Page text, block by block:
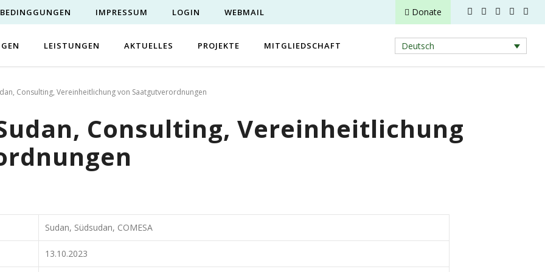
IMPRESSUM LOGIN WEBMAIL Donate
LEISTUNGEN AKTUELLES PROJEKTE MITGLIEDSCHAFT Deutsch
Consulting, Vereinheitlichung von Saatgutverordnungen
Consulting, Vereinheitlichung
Sudan, Südsudan, COMESA
13.10.2023